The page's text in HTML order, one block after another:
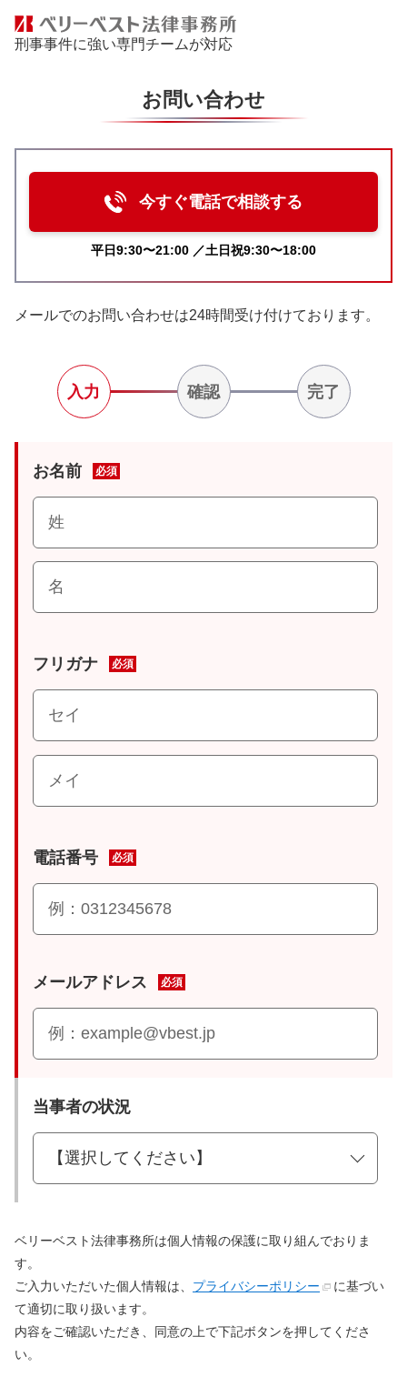
刑事事件に強い専門チームが対応
お問い合わせ
今すぐ電話で相談する
平日9:30〜21:00 ／土日祝9:30〜18:00
メールでのお問い合わせは24時間受け付けております。
入力 確認 完了
お名前 必須
フリガナ 必須
電話番号 必須
メールアドレス 必須
当事者の状況
ベリーベスト法律事務所は個人情報の保護に取り組んでおりま
す。
ご入力いただいた個人情報は、 プライバシーポリシー
に基づい
て適切に取り扱います。
内容をご確認いただき、同意の上で下記ボタンを押してくださ
い。